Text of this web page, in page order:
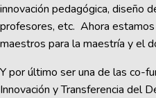
innovación pedagógica, diseño
profesores, etc. Ahora
maestros para la maestría y el
Y por último ser una de las co-
Innovación y Transferencia del